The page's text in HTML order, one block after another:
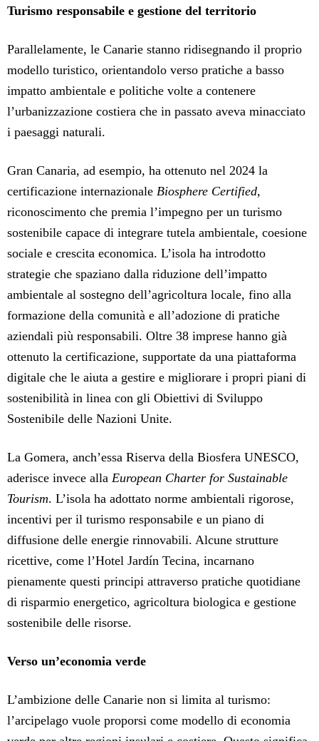
Turismo responsabile e gestione del territorio
Parallelamente, le Canarie stanno ridisegnando il proprio
modello turistico, orientandolo verso pratiche a basso
impatto ambientale e politiche volte a contenere
l’urbanizzazione costiera che in passato aveva minacciato
i paesaggi naturali.
Gran Canaria, ad esempio, ha ottenuto nel 2024 la
certificazione internazionale Biosphere Certified,
riconoscimento che premia l’impegno per un turismo
sostenibile capace di integrare tutela ambientale, coesione
sociale e crescita economica. L’isola ha introdotto
strategie che spaziano dalla riduzione dell’impatto
ambientale al sostegno dell’agricoltura locale, fino alla
formazione della comunità e all’adozione di pratiche
aziendali più responsabili. Oltre 38 imprese hanno già
ottenuto la certificazione, supportate da una piattaforma
digitale che le aiuta a gestire e migliorare i propri piani di
sostenibilità in linea con gli Obiettivi di Sviluppo
Sostenibile delle Nazioni Unite.
La Gomera, anch’essa Riserva della Biosfera UNESCO,
aderisce invece alla European Charter for Sustainable
Tourism. L’isola ha adottato norme ambientali rigorose,
incentivi per il turismo responsabile e un piano di
diffusione delle energie rinnovabili. Alcune strutture
ricettive, come l’Hotel Jardín Tecina, incarnano
pienamente questi principi attraverso pratiche quotidiane
di risparmio energetico, agricoltura biologica e gestione
sostenibile delle risorse.
Verso un’economia verde
L’ambizione delle Canarie non si limita al turismo:
l’arcipelago vuole proporsi come modello di economia